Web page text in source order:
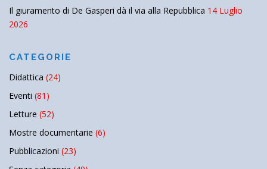
Il giuramento di De Gasperi dà il via alla Repubblica 14 Luglio
2026
CATEGORIE
Didattica (24)
Eventi (81)
Letture (52)
Mostre documentarie (6)
Pubblicazioni (23)